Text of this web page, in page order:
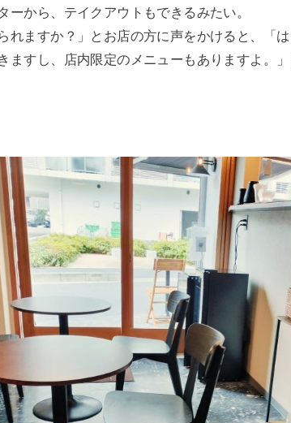
ーから、テイクアウトもできるみたい。
れますか？」とお店の方に声をかけると、「
ますし、店内限定のメニューもありますよ。